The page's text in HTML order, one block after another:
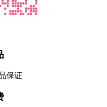
保证